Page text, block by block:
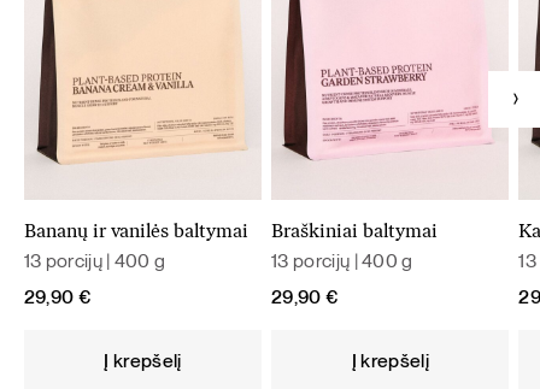
Bananų ir vanilės baltymai
13 porcijų | 400 g
29,90 €
Į krepšelį
Braškiniai baltymai
13 porcijų | 400 g
29,90 €
Į krepšelį